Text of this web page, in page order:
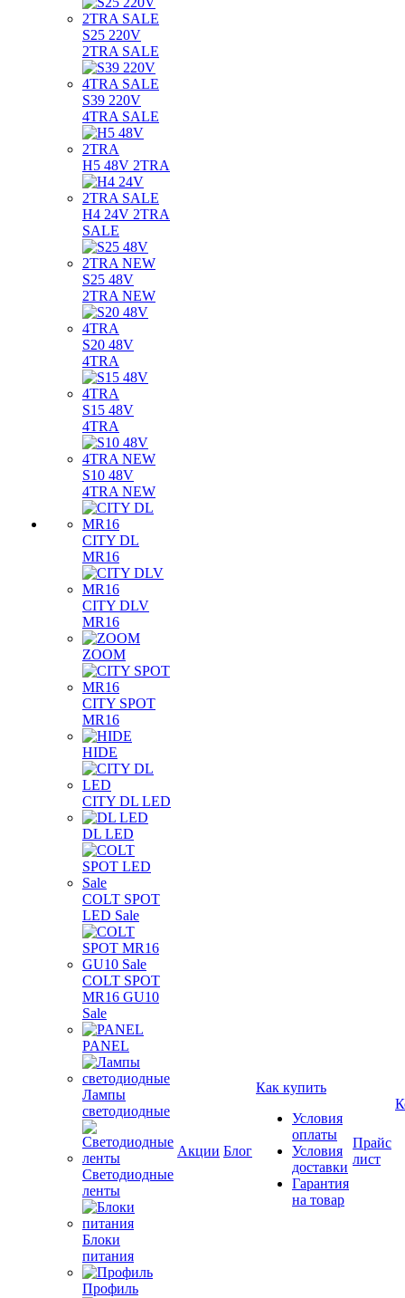
S25 220V
2TRA SALE
S39 220V
4TRA SALE
H5 48V 2TRA
H4 24V 2TRA
SALE
S25 48V
2TRA NEW
S20 48V
4TRA
S15 48V
4TRA
S10 48V
4TRA NEW
CITY DL
MR16
CITY DLV
MR16
ZOOM
CITY SPOT
MR16
HIDE
CITY DL LED
DL LED
COLT SPOT
LED Sale
COLT SPOT
MR16 GU10
Sale
PANEL
Лампы
светодиодные
Светодиодные
ленты
Блоки
питания
Профиль
Акции Блог
Как купить
Условия
оплаты
Условия
доставки
Гарантия
на товар
Прайс
лист